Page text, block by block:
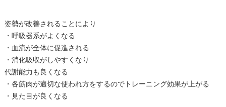
姿勢が改善されることにより
・呼吸器系がよくなる
・血流が全体に促進される
・消化吸収がしやすくなり
代謝能力も良くなる
・各筋肉が適切な使われ方をするのでトレーニング効果が上がる
・見た目が良くなる